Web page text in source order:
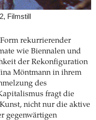
Filmstill
rekurrierender
wie Biennalen und
der Rekonfiguration
Möntmann in ihrem
des
fragt die
nicht nur die aktive
gegenwärtigen